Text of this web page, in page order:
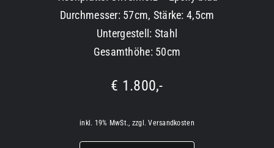
Durchmesser: 57cm, Stärke: 4,5cm
Untergestell: Stahl
Gesamthöhe: 50cm
€ 1.800,-
inkl. 19% MwSt., zzgl. Versandkosten